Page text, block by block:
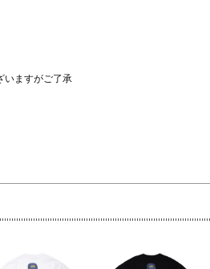
いますがご了承